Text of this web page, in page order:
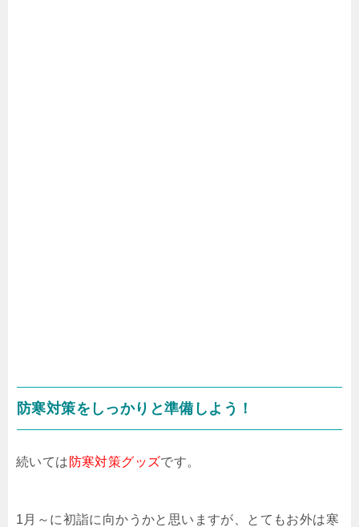
防寒対策をしっかりと準備しよう！
続いては 防寒対策グッズです。
1月～に初詣に向かうかと思いますが、とてもお外は寒